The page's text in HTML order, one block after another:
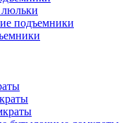
подъемники